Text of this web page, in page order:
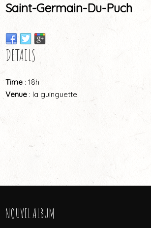
Saint-Germain-Du-Puch
DETAILS
Time : 18h
Venue : la guinguette
NOUVEL ALBUM